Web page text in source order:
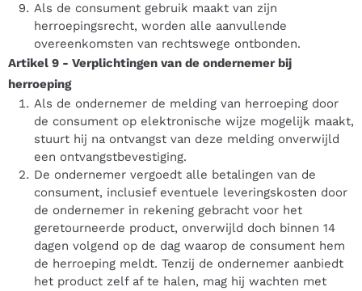
Als de consument gebruik maakt van zijn
herroepingsrecht, worden alle aanvullende
overeenkomsten van rechtswege ontbonden.
Artikel 9 - Verplichtingen van de ondernemer bij
herroeping
Als de ondernemer de melding van herroeping door
de consument op elektronische wijze mogelijk maakt,
stuurt hij na ontvangst van deze melding onverwijld
een ontvangstbevestiging.
De ondernemer vergoedt alle betalingen van de
consument, inclusief eventuele leveringskosten door
de ondernemer in rekening gebracht voor het
geretourneerde product, onverwijld doch binnen 14
dagen volgend op de dag waarop de consument hem
de herroeping meldt. Tenzij de ondernemer aanbiedt
het product zelf af te halen, mag hij wachten met